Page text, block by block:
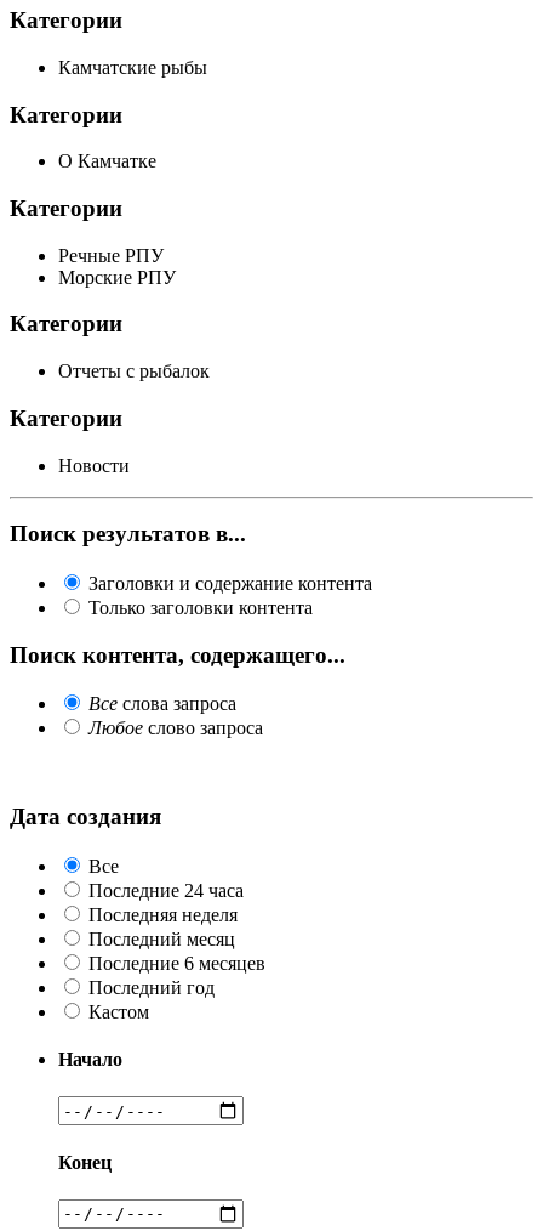
Категории
Камчатские рыбы
Категории
О Камчатке
Категории
Речные РПУ
Морские РПУ
Категории
Отчеты с рыбалок
Категории
Новости
Поиск результатов в...
Заголовки и содержание контента
Только заголовки контента
Поиск контента, содержащего...
Все слова запроса
Любое слово запроса
Дата создания
Все
Последние 24 часа
Последняя неделя
Последний месяц
Последние 6 месяцев
Последний год
Кастом
Начало
Конец